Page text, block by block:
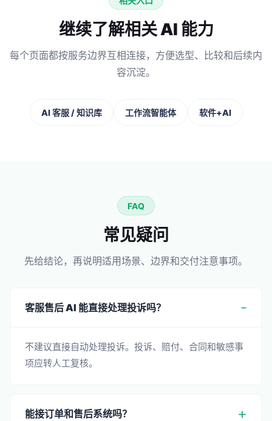
继续了解相关 AI 能力
每个页面都按服务边界互相连接，方便选型、比较和后续内
容沉淀。
AI 客服 / 知识库 工作流智能体 软件+AI
FAQ
常见疑问
先给结论，再说明适用场景、边界和交付注意事项。
客服售后 AI 能直接处理投诉吗？
不建议直接自动处理投诉。投诉、赔付、合同和敏感事
项应转人工复核。
能接订单和售后系统吗？